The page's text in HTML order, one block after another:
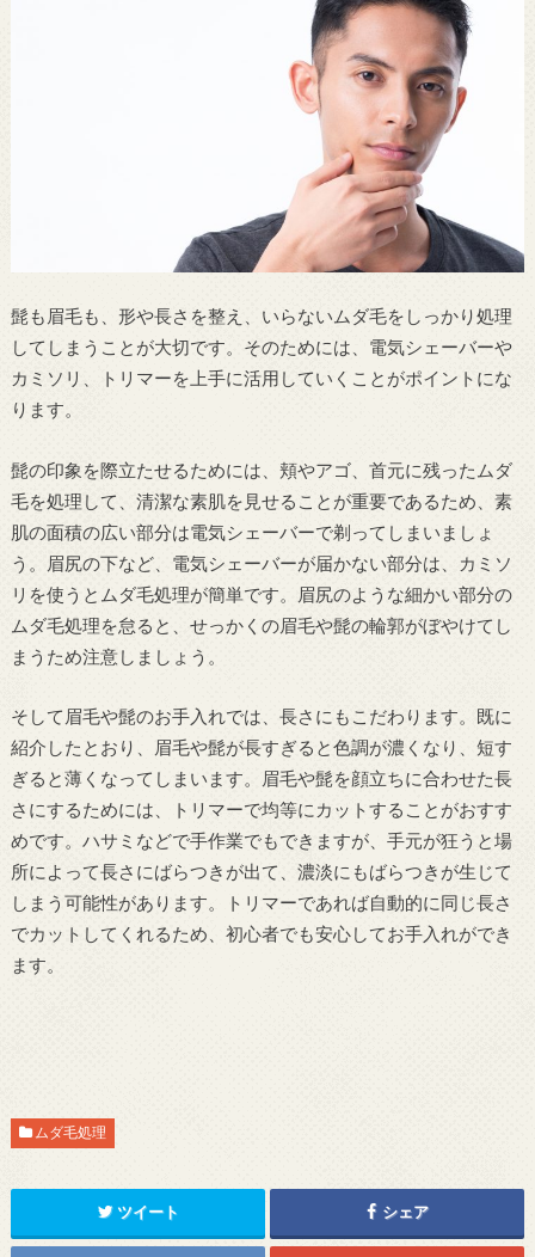
髭も眉毛も、形や長さを整え、いらないムダ毛をしっかり処理
してしまうことが大切です。そのためには、電気シェーバーや
カミソリ、トリマーを上手に活用していくことがポイントにな
ります。
髭の印象を際立たせるためには、頬やアゴ、首元に残ったムダ
毛を処理して、清潔な素肌を見せることが重要であるため、素
肌の面積の広い部分は電気シェーバーで剃ってしまいましょ
う。眉尻の下など、電気シェーバーが届かない部分は、カミソ
リを使うとムダ毛処理が簡単です。眉尻のような細かい部分の
ムダ毛処理を怠ると、せっかくの眉毛や髭の輪郭がぼやけてし
まうため注意しましょう。
そして眉毛や髭のお手入れでは、長さにもこだわります。既に
紹介したとおり、眉毛や髭が長すぎると色調が濃くなり、短す
ぎると薄くなってしまいます。眉毛や髭を顔立ちに合わせた長
さにするためには、トリマーで均等にカットすることがおすす
めです。ハサミなどで手作業でもできますが、手元が狂うと場
所によって長さにばらつきが出て、濃淡にもばらつきが生じて
しまう可能性があります。トリマーであれば自動的に同じ長さ
でカットしてくれるため、初心者でも安心してお手入れができ
ます。
ムダ毛処理
ツイート シェア